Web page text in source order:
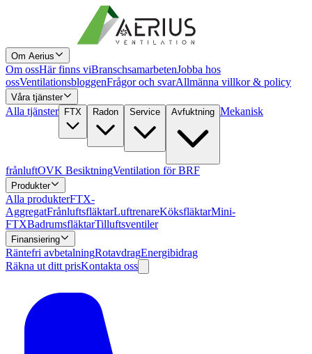
Om Aerius
Om ossHär finns viBranschsamarbetenJobba hos
ossVentilationsbloggenFrågor och svarAllmänna villkor & policy
Våra tjänster
Alla tjänster FTX Radon Service Avfuktning Mekanisk
frånluftOVK BesiktningVentilation för BRF
Produkter
Alla produkterFTX-
AggregatFrånluftsfläktarLuftrenareKöksfläktarMini-
FTXBadrumsfläktarTilluftsventiler
Finansiering
Räntefri avbetalningRotavdragEnergibidrag
Räkna ut ditt prisKontakta oss